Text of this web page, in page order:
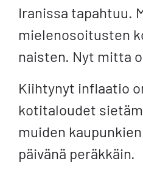
Iranissa tapahtuu.
mielenosoitusten
naisten. Nyt mitta
Kiihtynyt inflaatio
kotitaloudet
muiden
päivänä peräkkäin.